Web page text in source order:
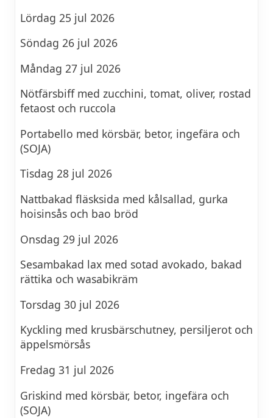
Lördag 25 jul 2026
Söndag 26 jul 2026
Måndag 27 jul 2026
Nötfärsbiff med zucchini, tomat, oliver, rostad
fetaost och ruccola
Portabello med körsbär, betor, ingefära och
(SOJA)
Tisdag 28 jul 2026
Nattbakad fläsksida med kålsallad, gurka
hoisinsås och bao bröd
Onsdag 29 jul 2026
Sesambakad lax med sotad avokado, bakad
rättika och wasabikräm
Torsdag 30 jul 2026
Kyckling med krusbärschutney, persiljerot och
äppelsmörsås
Fredag 31 jul 2026
Griskind med körsbär, betor, ingefära och
(SOJA)